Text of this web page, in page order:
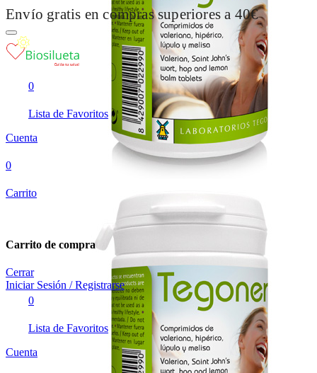
Envío gratis en compras superiores a 40€
0
Lista de Favoritos
Cuenta
0
Carrito
Carrito de compra
Cerrar
Iniciar Sesión / Registrarse
0
Lista de Favoritos
Cuenta